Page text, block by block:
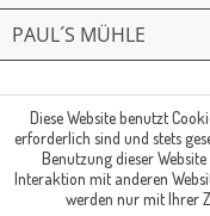
PAUL´S MÜHLE
© Paul's Mühle |
Fax: 02361 -
Diese Website benutzt
erforderlich sind und stets
Benutzung dieser
Interaktion mit anderen
werden nur mit Ihrer